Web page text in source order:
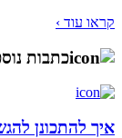
קראו עוד ›
כתבות
איך להתכונן